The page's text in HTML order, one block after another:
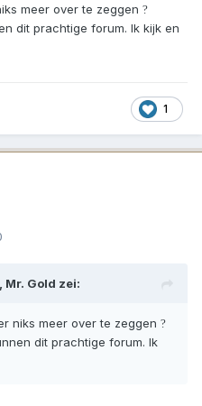
meer over te zeggen ?
dit prachtige forum. Ik kijk en
1
Mr. Gold zei:
niks meer over te zeggen ?
dit prachtige forum. Ik